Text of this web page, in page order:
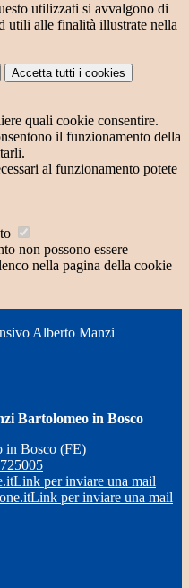
utilizzati si avvalgono di
utili alle finalità illustrate nella
Accetta tutti i cookies
quali cookie consentire.
il funzionamento della
al funzionamento potete
non possono essere
nella pagina della cookie
Alberto Manzi
Bartolomeo in Bosco
in Bosco (FE)
Link per inviare una mail
Link per inviare una mail